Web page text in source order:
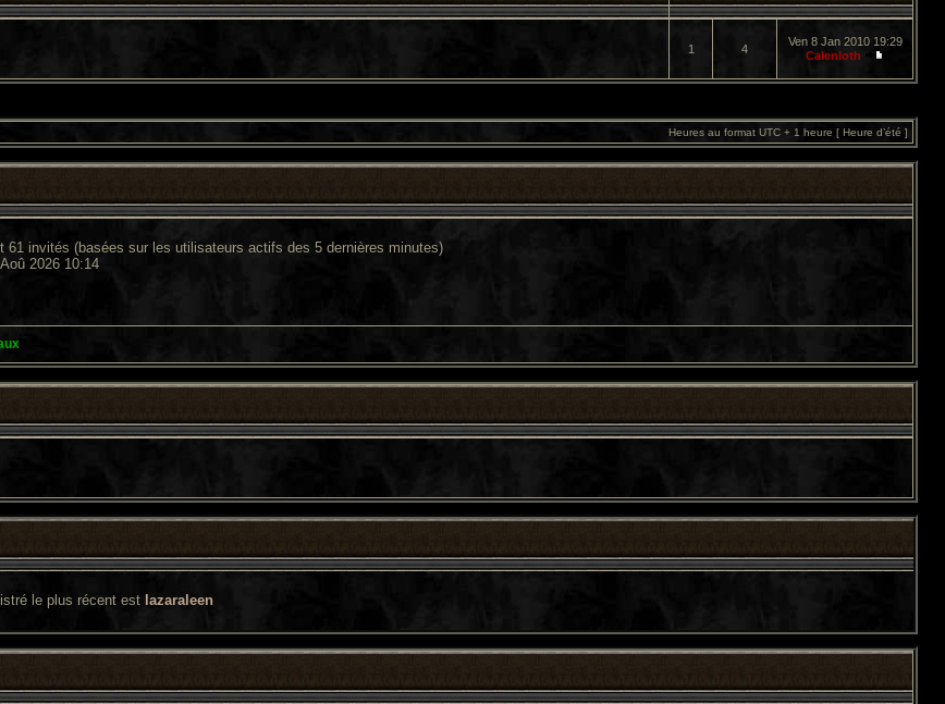
1 4
Ven 8 Jan 2010 19:29
Calenloth
Heures au format UTC + 1 heure [ Heure d’été ]
invités (basées sur les utilisateurs actifs des 5 dernières minutes)
2026 10:14
le plus récent est lazaraleen